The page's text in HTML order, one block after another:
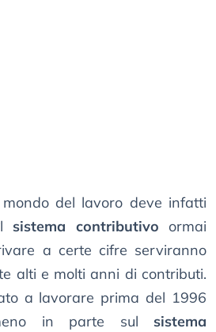
del lavoro deve infatti
sistema contributivo ormai
a certe cifre serviranno
alti e molti anni di contributi.
a lavorare prima del 1996
in parte sul sistema